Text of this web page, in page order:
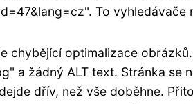
To vyhledávače
chybějící optimalizace
a žádný ALT text. Stránka
dřív, než vše doběhne.